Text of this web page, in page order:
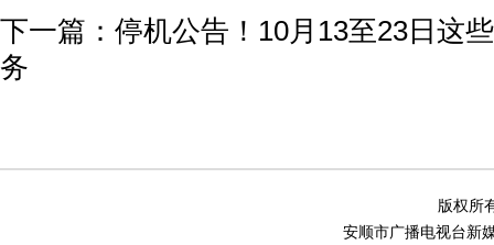
下一篇： 停机公告！10月13至23日这
务
版权所
安顺市广播电视台新